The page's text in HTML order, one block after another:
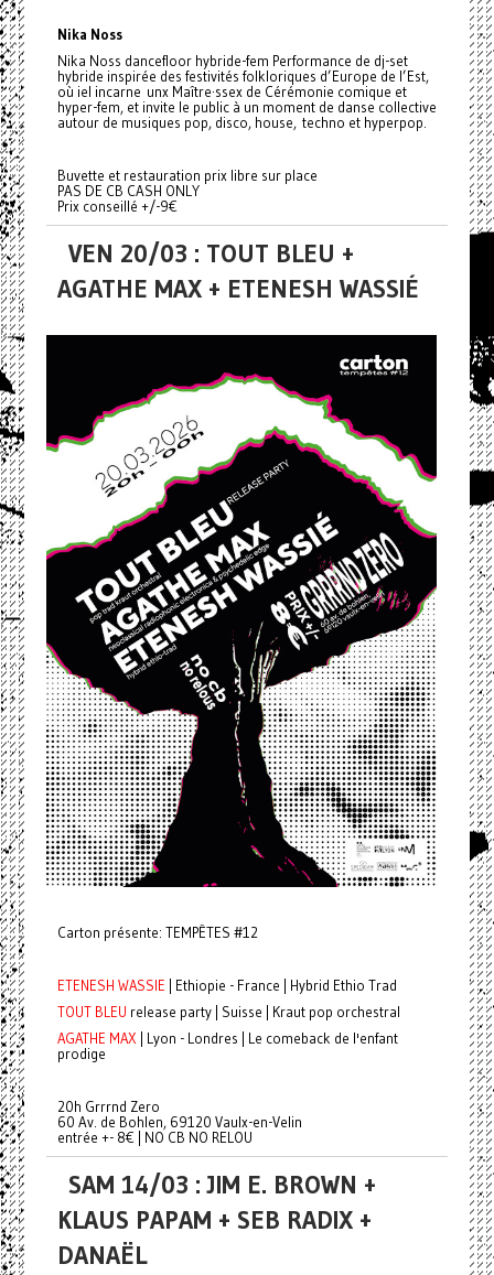
Nika Noss
Nika Noss dancefloor hybride-fem Performance de dj-set
hybride inspirée des festivités folkloriques d’Europe de l’Est,
où iel incarne unx Maître·ssex de Cérémonie comique et
hyper-fem, et invite le public à un moment de danse collective
autour de musiques pop, disco, house, techno et hyperpop.
Buvette et restauration prix libre sur place
PAS DE CB CASH ONLY
Prix conseillé +/-9€
VEN 20/03 : TOUT BLEU +
AGATHE MAX + ETENESH WASSIÉ
Carton présente: TEMPÊTES #12
ETENESH WASSIE | Ethiopie - France | Hybrid Ethio Trad
TOUT BLEU release party | Suisse | Kraut pop orchestral
AGATHE MAX | Lyon - Londres | Le comeback de l'enfant
prodige
20h Grrrnd Zero
60 Av. de Bohlen, 69120 Vaulx-en-Velin
entrée +- 8€ | NO CB NO RELOU
SAM 14/03 : JIM E. BROWN +
KLAUS PAPAM + SEB RADIX +
DANAËL